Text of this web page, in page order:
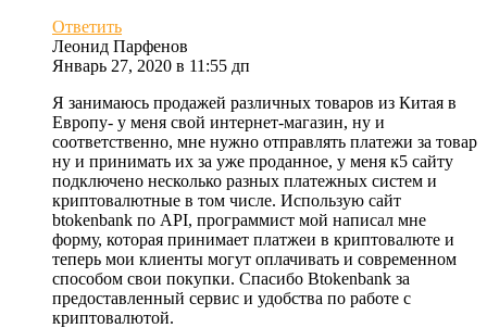
Ответить
Леонид Парфенов
Январь 27, 2020 в 11:55 дп
Я занимаюсь продажей различных товаров из Китая в
Европу- у меня свой интернет-магазин, ну и
соответственно, мне нужно отправлять платежи за товар
ну и принимать их за уже проданное, у меня к5 сайту
подключено несколько разных платежных систем и
криптовалютные в том числе. Использую сайт
btokenbank по API, программист мой написал мне
форму, которая принимает платжеи в криптовалюте и
теперь мои клиенты могут оплачивать и современном
способом свои покупки. Спасибо Btokenbank за
предоставленный сервис и удобства по работе с
криптовалютой.